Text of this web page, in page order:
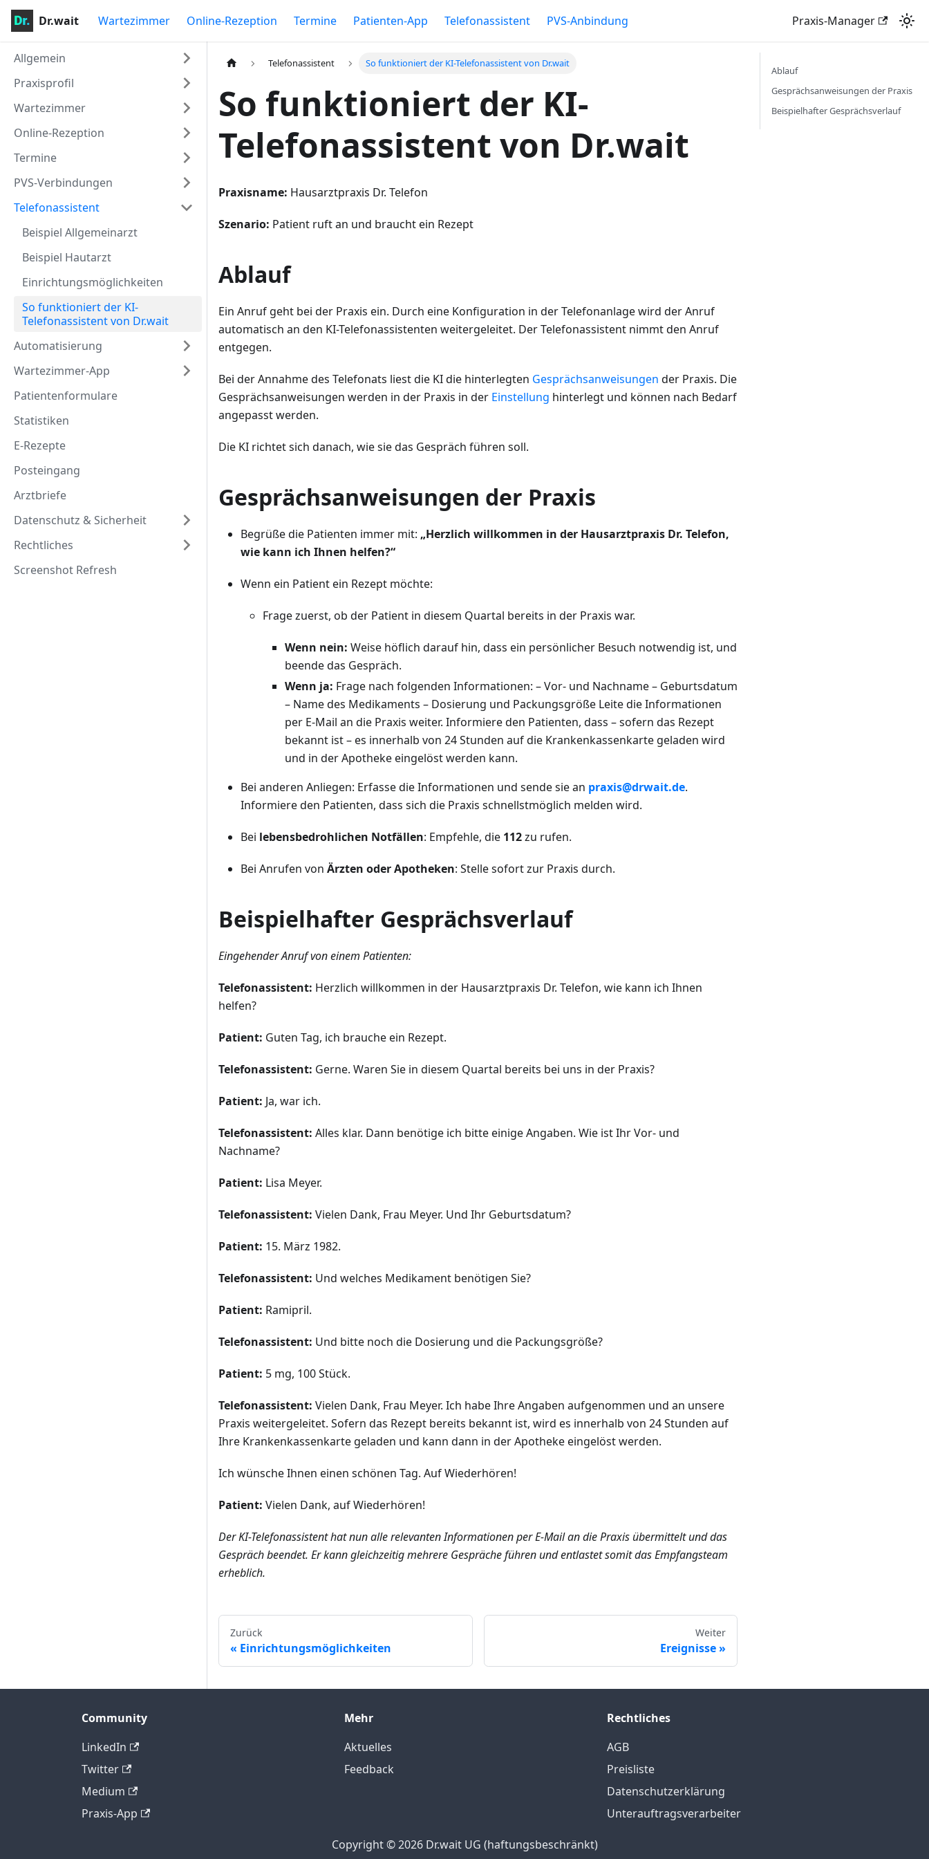
Dr.wait Wartezimmer Online-Rezeption Termine Patienten-App Telefonassistent PVS-Anbindung Praxis-Manager
Allgemein
Praxisprofil
Wartezimmer
Online-Rezeption
Termine
PVS-Verbindungen
Telefonassistent
Beispiel Allgemeinarzt
Beispiel Hautarzt
Einrichtungsmöglichkeiten
So funktioniert der KI-
Telefonassistent von Dr.wait
Automatisierung
Wartezimmer-App
Patientenformulare
Statistiken
E-Rezepte
Posteingang
Arztbriefe
Datenschutz & Sicherheit
Rechtliches
Screenshot Refresh
Telefonassistent So funktioniert der KI-Telefonassistent von Dr.wait
So funktioniert der KI-
Telefonassistent von Dr.wait
Praxisname: Hausarztpraxis Dr. Telefon
Szenario: Patient ruft an und braucht ein Rezept
Ablauf
Ein Anruf geht bei der Praxis ein. Durch eine Konfiguration in der Telefonanlage wird der Anruf
automatisch an den KI-Telefonassistenten weitergeleitet. Der Telefonassistent nimmt den Anruf
entgegen.
Bei der Annahme des Telefonats liest die KI die hinterlegten Gesprächsanweisungen der Praxis. Die
Gesprächsanweisungen werden in der Praxis in der Einstellung hinterlegt und können nach Bedarf
angepasst werden.
Die KI richtet sich danach, wie sie das Gespräch führen soll.
Gesprächsanweisungen der Praxis
Begrüße die Patienten immer mit: „Herzlich willkommen in der Hausarztpraxis Dr. Telefon,
wie kann ich Ihnen helfen?“
Wenn ein Patient ein Rezept möchte:
Frage zuerst, ob der Patient in diesem Quartal bereits in der Praxis war.
Wenn nein: Weise höflich darauf hin, dass ein persönlicher Besuch notwendig ist, und
beende das Gespräch.
Wenn ja: Frage nach folgenden Informationen: – Vor- und Nachname – Geburtsdatum
– Name des Medikaments – Dosierung und Packungsgröße Leite die Informationen
per E-Mail an die Praxis weiter. Informiere den Patienten, dass – sofern das Rezept
bekannt ist – es innerhalb von 24 Stunden auf die Krankenkassenkarte geladen wird
und in der Apotheke eingelöst werden kann.
Bei anderen Anliegen: Erfasse die Informationen und sende sie an praxis@drwait.de.
Informiere den Patienten, dass sich die Praxis schnellstmöglich melden wird.
Bei lebensbedrohlichen Notfällen: Empfehle, die 112zu rufen.
Bei Anrufen von Ärzten oder Apotheken: Stelle sofort zur Praxis durch.
Beispielhafter Gesprächsverlauf
Eingehender Anruf von einem Patienten:
Telefonassistent: Herzlich willkommen in der Hausarztpraxis Dr. Telefon, wie kann ich Ihnen
helfen?
Patient: Guten Tag, ich brauche ein Rezept.
Telefonassistent: Gerne. Waren Sie in diesem Quartal bereits bei uns in der Praxis?
Patient: Ja, war ich.
Telefonassistent: Alles klar. Dann benötige ich bitte einige Angaben. Wie ist Ihr Vor- und
Nachname?
Patient: Lisa Meyer.
Telefonassistent: Vielen Dank, Frau Meyer. Und Ihr Geburtsdatum?
Patient: 15. März 1982.
Telefonassistent: Und welches Medikament benötigen Sie?
Patient: Ramipril.
Telefonassistent: Und bitte noch die Dosierung und die Packungsgröße?
Patient: 5 mg, 100 Stück.
Telefonassistent: Vielen Dank, Frau Meyer. Ich habe Ihre Angaben aufgenommen und an unsere
Praxis weitergeleitet. Sofern das Rezept bereits bekannt ist, wird es innerhalb von 24 Stunden auf
Ihre Krankenkassenkarte geladen und kann dann in der Apotheke eingelöst werden.
Ich wünsche Ihnen einen schönen Tag. Auf Wiederhören!
Patient: Vielen Dank, auf Wiederhören!
Der KI-Telefonassistent hat nun alle relevanten Informationen per E-Mail an die Praxis übermittelt und das
Gespräch beendet. Er kann gleichzeitig mehrere Gespräche führen und entlastet somit das Empfangsteam
erheblich.
Zurück
Einrichtungsmöglichkeiten
Weiter
Ereignisse
Ablauf
Gesprächsanweisungen der Praxis
Beispielhafter Gesprächsverlauf
Community
LinkedIn
Twitter
Medium
Praxis-App
Mehr
Aktuelles
Feedback
Rechtliches
AGB
Preisliste
Datenschutzerklärung
Unterauftragsverarbeiter
Copyright © 2026 Dr.wait UG (haftungsbeschränkt)